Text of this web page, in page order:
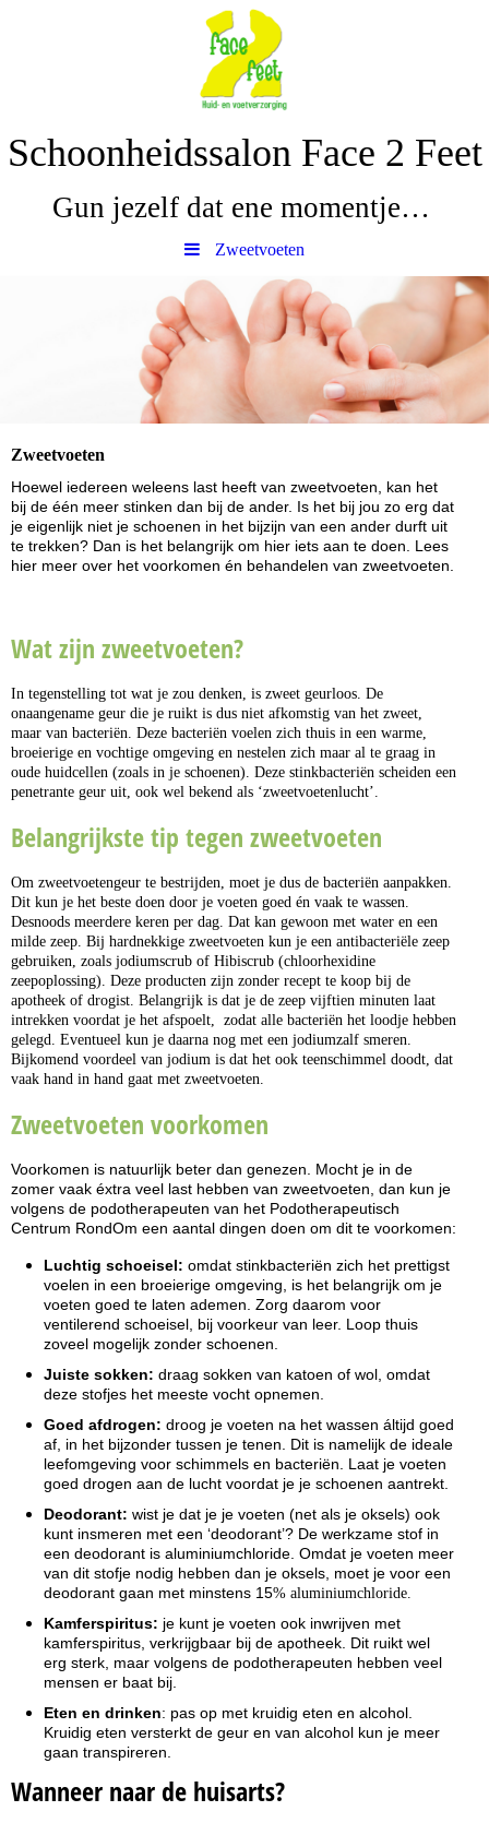
Schoonheidssalon Face 2 Feet
Gun jezelf dat ene momentje…
Zweetvoeten
Zweetvoeten
Hoewel iedereen weleens last heeft van zweetvoeten, kan het
bij de één meer stinken dan bij de ander. Is het bij jou zo erg dat
je eigenlijk niet je schoenen in het bijzijn van een ander durft uit
te trekken? Dan is het belangrijk om hier iets aan te doen. Lees
hier meer over het voorkomen én behandelen van zweetvoeten.
Wat zijn zweetvoeten?
In tegenstelling tot wat je zou denken, is zweet geurloos. De
onaangename geur die je ruikt is dus niet afkomstig van het zweet,
maar van bacteriën. Deze bacteriën voelen zich thuis in een warme,
broeierige en vochtige omgeving en nestelen zich maar al te graag in
oude huidcellen (zoals in je schoenen). Deze stinkbacteriën scheiden een
penetrante geur uit, ook wel bekend als ‘zweetvoetenlucht’.
Belangrijkste tip tegen zweetvoeten
Om zweetvoetengeur te bestrijden, moet je dus de bacteriën aanpakken.
Dit kun je het beste doen door je voeten goed én vaak te wassen.
Desnoods meerdere keren per dag. Dat kan gewoon met water en een
milde zeep. Bij hardnekkige zweetvoeten kun je een antibacteriële zeep
gebruiken, zoals jodiumscrub of Hibiscrub (chloorhexidine
zeepoplossing). Deze producten zijn zonder recept te koop bij de
apotheek of drogist. Belangrijk is dat je de zeep vijftien minuten laat
intrekken voordat je het afspoelt, zodat alle bacteriën het loodje hebben
gelegd. Eventueel kun je daarna nog met een jodiumzalf smeren.
Bijkomend voordeel van jodium is dat het ook teenschimmel doodt, dat
vaak hand in hand gaat met zweetvoeten.
Zweetvoeten voorkomen
Voorkomen is natuurlijk beter dan genezen. Mocht je in de
zomer vaak éxtra veel last hebben van zweetvoeten, dan kun je
volgens de podotherapeuten van het Podotherapeutisch
Centrum RondOm een aantal dingen doen om dit te voorkomen:
Luchtig schoeisel: omdat stinkbacteriën zich het prettigst
voelen in een broeierige omgeving, is het belangrijk om je
voeten goed te laten ademen. Zorg daarom voor
ventilerend schoeisel, bij voorkeur van leer. Loop thuis
zoveel mogelijk zonder schoenen.
Juiste sokken: draag sokken van katoen of wol, omdat
deze stofjes het meeste vocht opnemen.
Goed afdrogen: droog je voeten na het wassen áltijd goed
af, in het bijzonder tussen je tenen. Dit is namelijk de ideale
leefomgeving voor schimmels en bacteriën. Laat je voeten
goed drogen aan de lucht voordat je je schoenen aantrekt.
Deodorant: wist je dat je je voeten (net als je oksels) ook
kunt insmeren met een ‘deodorant’? De werkzame stof in
een deodorant is aluminiumchloride. Omdat je voeten meer
van dit stofje nodig hebben dan je oksels, moet je voor een
deodorant gaan met minstens 15% aluminiumchloride.
Kamferspiritus: je kunt je voeten ook inwrijven met
kamferspiritus, verkrijgbaar bij de apotheek. Dit ruikt wel
erg sterk, maar volgens de podotherapeuten hebben veel
mensen er baat bij.
Eten en drinken: pas op met kruidig eten en alcohol.
Kruidig eten versterkt de geur en van alcohol kun je meer
gaan transpireren.
Wanneer naar de huisarts?